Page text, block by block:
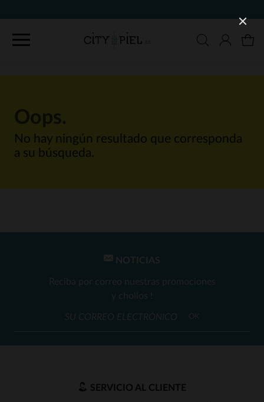
No hay ningún resultado que corresponda
a su búsqueda.
NOTICIAS
Reciba por correo nuestras promociones
y chollos !
OK
SERVICIO AL CLIENTE